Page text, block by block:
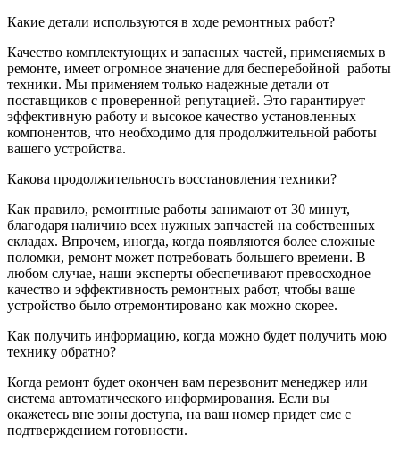
Какие детали используются в ходе ремонтных работ?
Качество комплектующих и запасных частей, применяемых в
ремонте, имеет огромное значение для бесперебойной работы
техники. Мы применяем только надежные детали от
поставщиков с проверенной репутацией. Это гарантирует
эффективную работу и высокое качество установленных
компонентов, что необходимо для продолжительной работы
вашего устройства.
Какова продолжительность восстановления техники?
Как правило, ремонтные работы занимают от 30 минут,
благодаря наличию всех нужных запчастей на собственных
складах. Впрочем, иногда, когда появляются более сложные
поломки, ремонт может потребовать большего времени. В
любом случае, наши эксперты обеспечивают превосходное
качество и эффективность ремонтных работ, чтобы ваше
устройство было отремонтировано как можно скорее.
Как получить информацию, когда можно будет получить мою
технику обратно?
Когда ремонт будет окончен вам перезвонит менеджер или
система автоматического информирования. Если вы
окажетесь вне зоны доступа, на ваш номер придет смс с
подтверждением готовности.